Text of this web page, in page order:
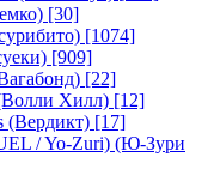
[30]
[1074]
[909]
[22]
Хилл) [12]
(Вердикт) [17]
/ Yo-Zuri) (Ю-Зури